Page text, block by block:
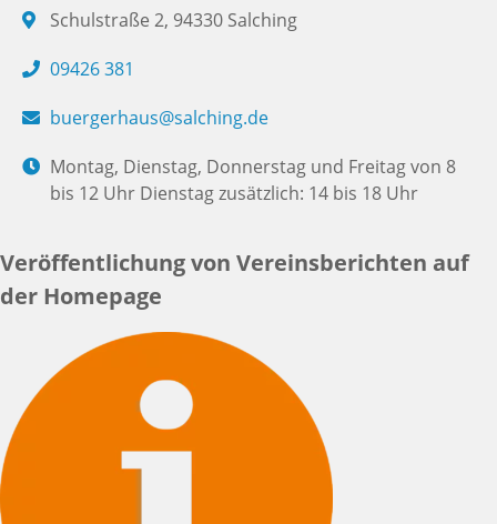
Schulstraße 2, 94330 Salching
09426 381
buergerhaus@salching.de
Montag, Dienstag, Donnerstag und Freitag von 8
bis 12 Uhr Dienstag zusätzlich: 14 bis 18 Uhr
Veröffentlichung von Vereinsberichten auf
der Homepage